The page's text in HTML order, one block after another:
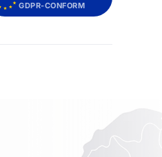
GDPR-CONFORM